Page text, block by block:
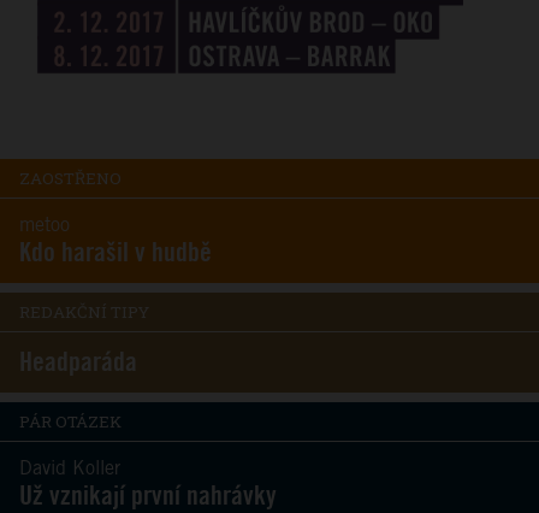
ZAOSTŘENO
metoo
Kdo harašil v hudbě
REDAKČNÍ TIPY
Headparáda
PÁR OTÁZEK
David Koller
Už vznikají první nahrávky